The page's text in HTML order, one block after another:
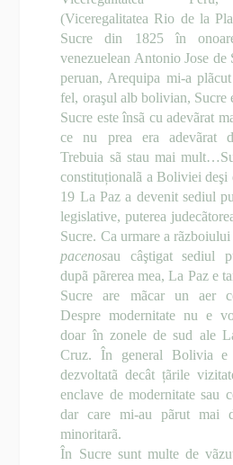
(Viceregalitatea Rio de la
Sucre din 1825 în
venezuelean Antonio Jose de
peruan, Arequipa mi-a
fel, oraşul alb bolivian, Sucre
Sucre este însã cu adevãrat
ce nu prea era adevãrat
Trebuia sã stau mai
constituționalã a Boliviei deşi
19 La Paz a devenit sediul
legislative, puterea
Sucre. Ca urmare a
pacenosau câştigat sediul
dupã pãrerea mea, La Paz e
Sucre are mãcar un aer
Despre modernitate nu e
doar în zonele de sud ale
Cruz. În general Bolivia
dezvoltatã decât țãrile
enclave de modernitate sau
dar care mi-au pãrut mai
minoritarã.
În Sucre sunt multe de